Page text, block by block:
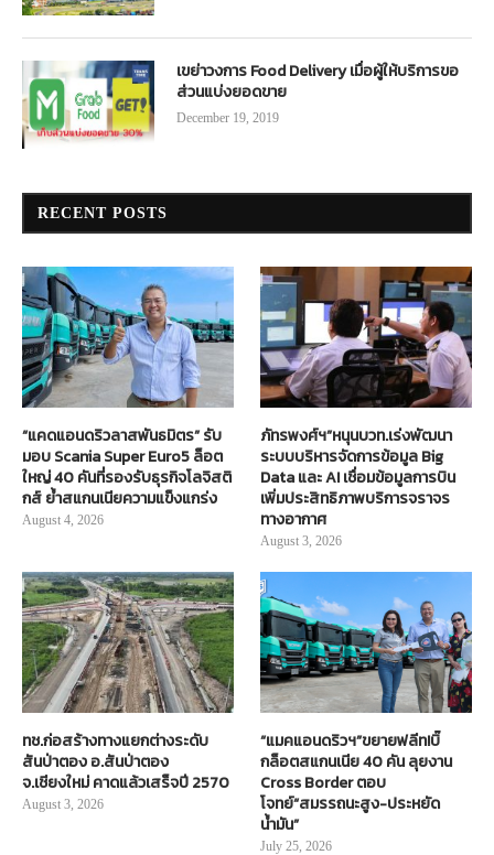
เขย่าวงการ Food Delivery เมื่อผู้ให้บริการขอ
ส่วนแบ่งยอดขาย
December 19, 2019
RECENT POSTS
“แคดแอนดริวลาสพันธมิตร” รับ
มอบ Scania Super Euro5 ล็อต
ใหญ่ 40 คันที่รองรับธุรกิจโลจิสติ
กส์ ย้ำสแกนเนียความแข็งแกร่ง
August 4, 2026
ภัทรพงศ์ฯ”หนุนบวท.เร่งพัฒนา
ระบบบริหารจัดการข้อมูล Big
Data และ AI เชื่อมข้อมูลการบิน
เพิ่มประสิทธิภาพบริการจราจร
ทางอากาศ
August 3, 2026
ทช.ก่อสร้างทางแยกต่างระดับ
สันป่าตอง อ.สันป่าตอง
จ.เชียงใหม่ คาดแล้วเสร็จปี 2570
August 3, 2026
“แมคแอนดริวฯ”ขยายฟลีท!บิ๊
กล็อตสแกนเนีย 40 คัน ลุยงาน
Cross Border ตอบ
โจทย์“สมรรถนะสูง-ประหยัด
น้ำมัน”
July 25, 2026